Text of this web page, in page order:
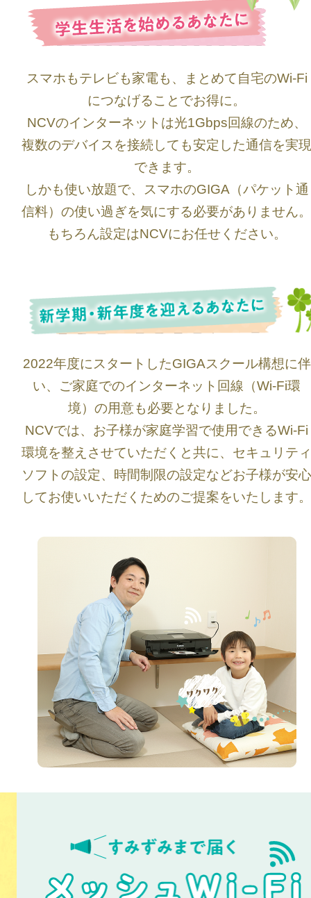
スマホもテレビも家電も、まとめて自宅のWi-Fi
につなげることでお得に。
NCVのインターネットは光1Gbps回線のため、
複数のデバイスを接続しても安定した通信を実現
できます。
しかも使い放題で、スマホのGIGA（パケット通
信料）の使い過ぎを気にする必要がありません。
もちろん設定はNCVにお任せください。
2022年度にスタートしたGIGAスクール構想に伴
い、ご家庭でのインターネット回線（Wi-Fi環
境）の用意も必要となりました。
NCVでは、お子様が家庭学習で使用できるWi-Fi
環境を整えさせていただくと共に、セキュリティ
ソフトの設定、時間制限の設定などお子様が安心
してお使いいただくためのご提案をいたします。